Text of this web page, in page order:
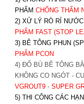
PHẨM CHỐNG THẤM
2) XỬ LÝ RÒ RỈ
PHẨM FAST (STOP
3) BÊ TÔNG PHUN
PHẨM PCON
4) ĐỔ BÙ BÊ TÔNG
KHÔNG CO NGÓT -
VGROUT9- SUPER
5) THI CÔNG CÁC